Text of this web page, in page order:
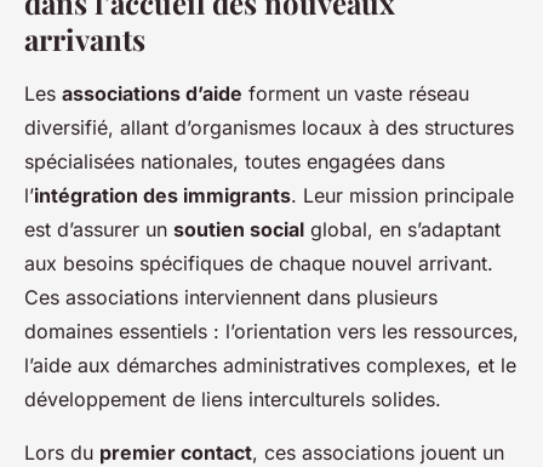
arrivants
Les associations d’aide forment un vaste réseau
diversifié, allant d’organismes locaux à des structures
spécialisées nationales, toutes engagées dans
l’intégration des immigrants. Leur mission principale
est d’assurer un soutien social global, en s’adaptant
aux besoins spécifiques de chaque nouvel arrivant.
Ces associations interviennent dans plusieurs
domaines essentiels : l’orientation vers les ressources,
l’aide aux démarches administratives complexes, et le
développement de liens interculturels solides.
Lors du premier contact, ces associations jouent un